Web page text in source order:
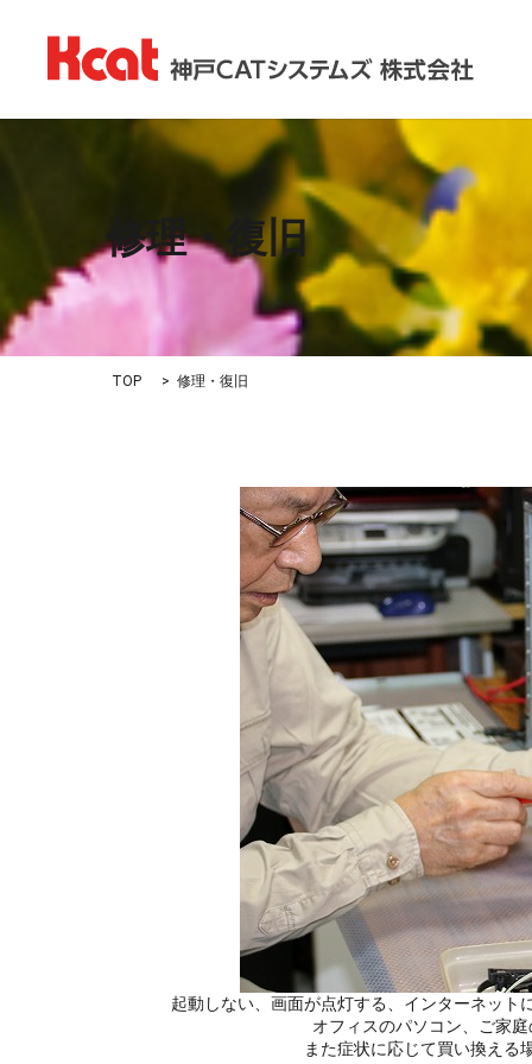
修理・復旧
TOP 修理・復旧
起動しない、画面が点灯する、インターネット
オフィスのパソコン、ご家
また症状に応じて買い換える